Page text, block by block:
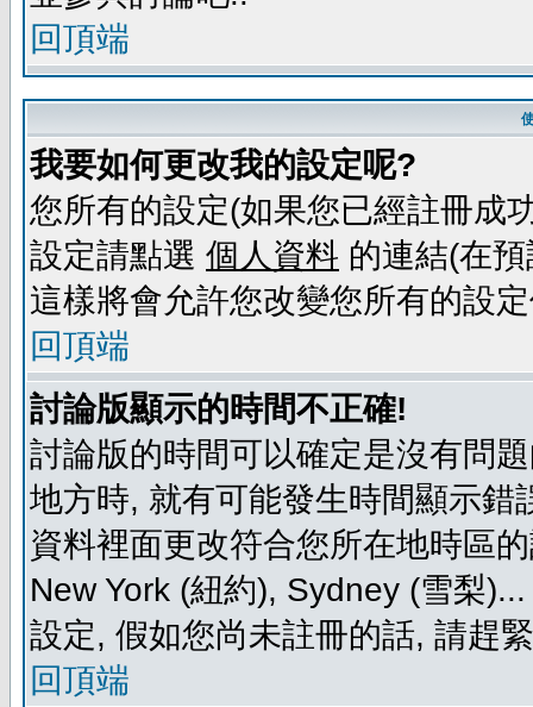
回頂端
我要如何更改我的設定呢?
您所有的設定(如果您已經註冊成
設定請點選 個人資料 的連結(在
這樣將會允許您改變您所有的設
回頂端
討論版顯示的時間不正確!
討論版的時間可以確定是沒有問
地方時, 就有可能發生時間顯示
資料裡面更改符合您所在地時區
New York (紐約), Sydney (雪梨
設定, 假如您尚未註冊的話, 請趕
回頂端